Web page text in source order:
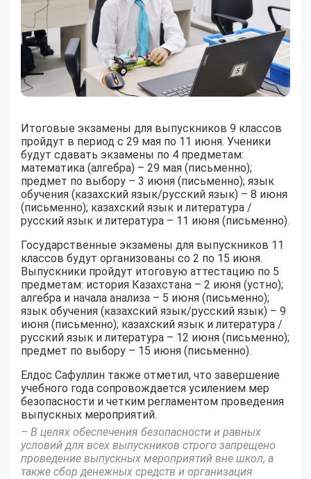
Итоговые экзамены для выпускников 9 классов
пройдут в период с 29 мая по 11 июня. Ученики
будут сдавать экзамены по 4 предметам:
математика (алгебра) – 29 мая (письменно);
предмет по выбору – 3 июня (письменно); язык
обучения (казахский язык/русский язык) – 8 июня
(письменно); казахский язык и литература /
русский язык и литература – 11 июня (письменно).
Государственные экзамены для выпускников 11
классов будут организованы со 2 по 15 июня.
Выпускники пройдут итоговую аттестацию по 5
предметам: история Казахстана – 2 июня (устно);
алгебра и начала анализа – 5 июня (письменно);
язык обучения (казахский язык/русский язык) – 9
июня (письменно); казахский язык и литература /
русский язык и литература – 12 июня (письменно);
предмет по выбору – 15 июня (письменно).
Елдос Сафуллин также отметил, что завершение
учебного года сопровождается усилением мер
безопасности и четким регламентом проведения
выпускных мероприятий.
– В целях обеспечения безопасности и равных
условий для всех выпускников строго запрещено
проведение выпускных мероприятий вне школ, а
также сбор денежных средств и организация